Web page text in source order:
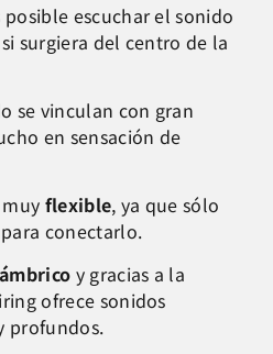
posible escuchar el sonido
surgiera del centro de la
se vinculan con gran
en sensación de
flexible, ya que sólo
conectarlo.
y gracias a la
ofrece sonidos
profundos.